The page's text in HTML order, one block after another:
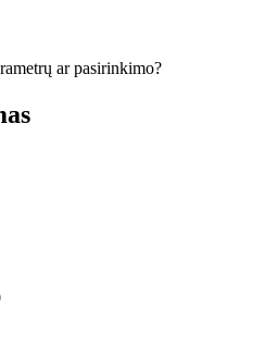
ar pasirinkimo?